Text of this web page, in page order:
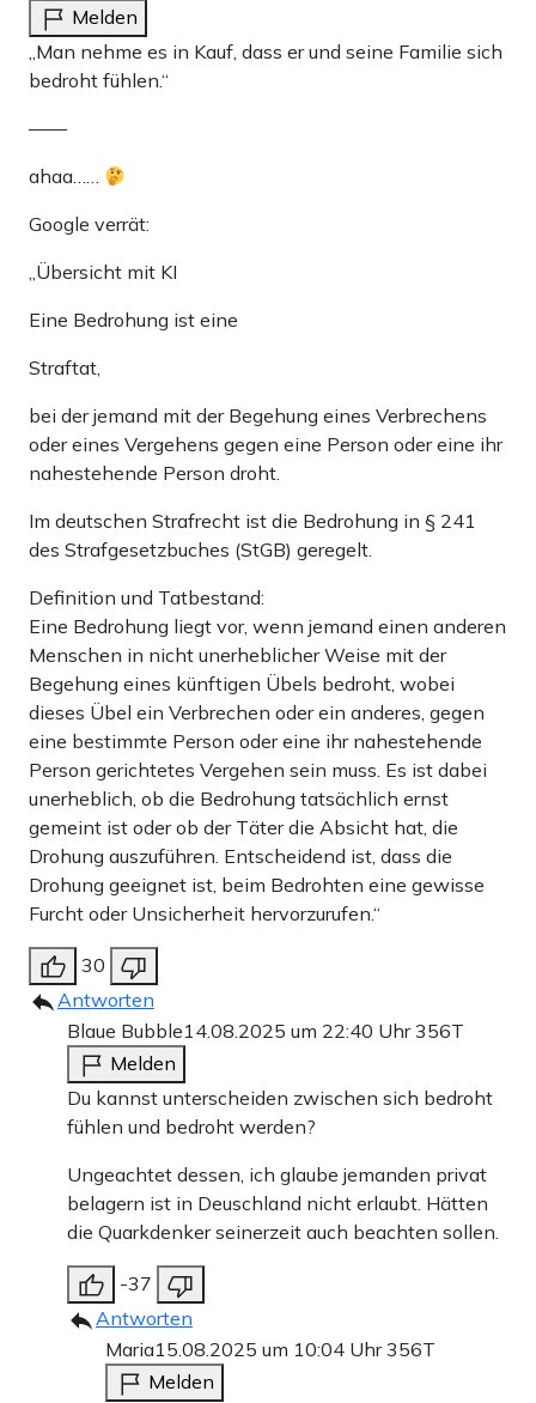
Melden
„Man nehme es in Kauf, dass er und seine Familie sich
bedroht fühlen.“
——
ahaa……
Google verrät:
„Übersicht mit KI
Eine Bedrohung ist eine
Straftat,
bei der jemand mit der Begehung eines Verbrechens
oder eines Vergehens gegen eine Person oder eine ihr
nahestehende Person droht.
Im deutschen Strafrecht ist die Bedrohung in § 241
des Strafgesetzbuches (StGB) geregelt.
Definition und Tatbestand:
Eine Bedrohung liegt vor, wenn jemand einen anderen
Menschen in nicht unerheblicher Weise mit der
Begehung eines künftigen Übels bedroht, wobei
dieses Übel ein Verbrechen oder ein anderes, gegen
eine bestimmte Person oder eine ihr nahestehende
Person gerichtetes Vergehen sein muss. Es ist dabei
unerheblich, ob die Bedrohung tatsächlich ernst
gemeint ist oder ob der Täter die Absicht hat, die
Drohung auszuführen. Entscheidend ist, dass die
Drohung geeignet ist, beim Bedrohten eine gewisse
Furcht oder Unsicherheit hervorzurufen.“
30
Antworten
Blaue Bubble14.08.2025 um 22:40 Uhr356T
Melden
Du kannst unterscheiden zwischen sich bedroht
fühlen und bedroht werden?
Ungeachtet dessen, ich glaube jemanden privat
belagern ist in Deuschland nicht erlaubt. Hätten
die Quarkdenker seinerzeit auch beachten sollen.
-37
Antworten
Maria15.08.2025 um 10:04 Uhr356T
Melden